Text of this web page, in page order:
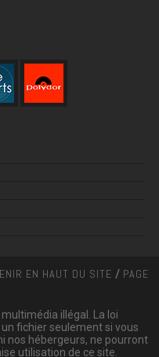
EN HAUT DU SITE / PAGE
illégal. La loi
fichier seulement si vous
nos hébergeurs, ne pourront
utilisation de ce site.